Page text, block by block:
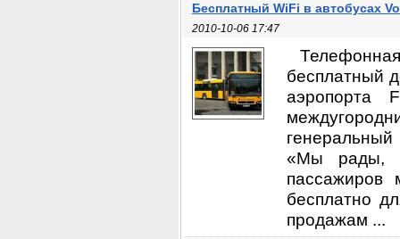
Бесплатный WiFi в автобусах
2010-10-06 17:47
бесплатный
аэропорта
«Мы рады,
пассажиров
бесплатно
продажам ...